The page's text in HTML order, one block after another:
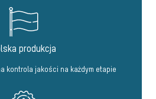
produkcja
kontrola jakości na każdym etapie